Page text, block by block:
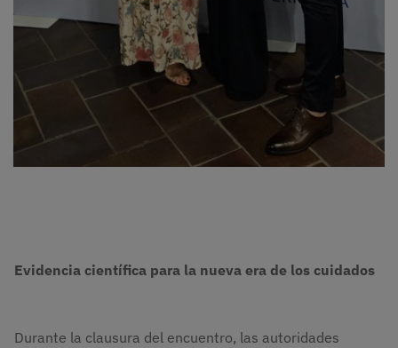
Evidencia científica para la nueva era de los cuidados
Durante la clausura del encuentro, las autoridades